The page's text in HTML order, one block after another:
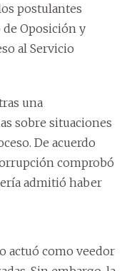
postulantes
Oposición y
al Servicio
una
sobre situaciones
De acuerdo
comprobó
admitió haber
actuó como veedor